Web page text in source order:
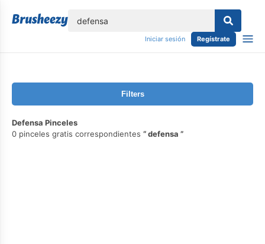
Iniciar sesión Regístrate
Filters
Defensa Pinceles
0 pinceles gratis correspondientes
defensa